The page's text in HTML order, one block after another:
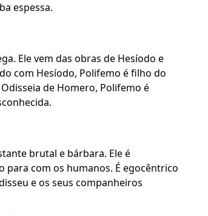
espessa.
Ele vem das obras de Hesíodo e
com Hesíodo, Polifemo é filho do
de Homero, Polifemo é
brutal e bárbara. Ele é
com os humanos. É egocêntrico
e os seus companheiros